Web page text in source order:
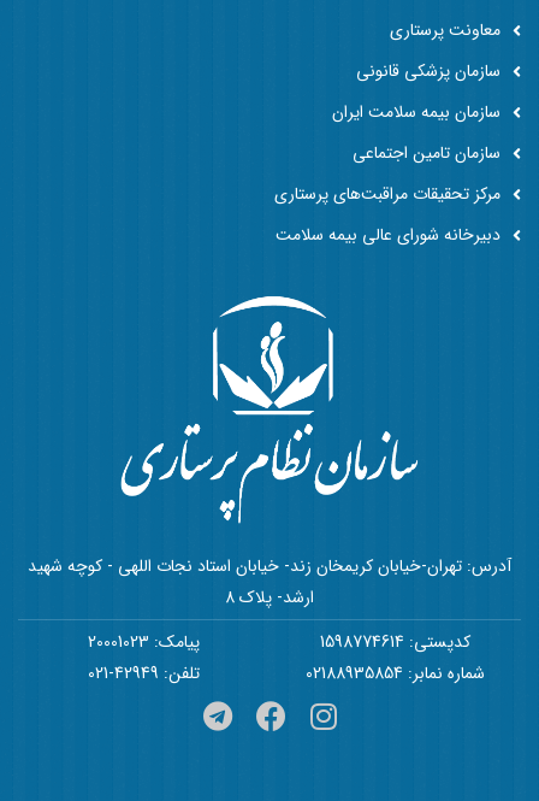
آدرس: تهران-خیابان کریمخان زند- خیابان استاد نجات اللهی - کوچه شهید
ارشد- پلاک 8
کدپستی: 1598774614
پیامک: 20001023
شماره نمابر: 02188935854
تلفن: 42949-021
معاونت پرستاری
سازمان پزشکی قانونی
سازمان بیمه سلامت ایران
سازمان تامین اجتماعی
مرکز تحقیقات مراقبت‌های پرستاری
دبیرخانه شورای عالی بیمه سلامت